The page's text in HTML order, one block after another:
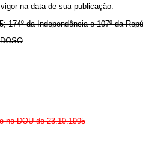
na data de sua publicação.
174º da Independência e 107º da
no DOU de 23.10.1995